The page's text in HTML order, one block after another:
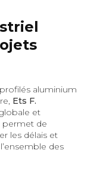
aluminium
Ets F.
et
permet de
les délais et
des